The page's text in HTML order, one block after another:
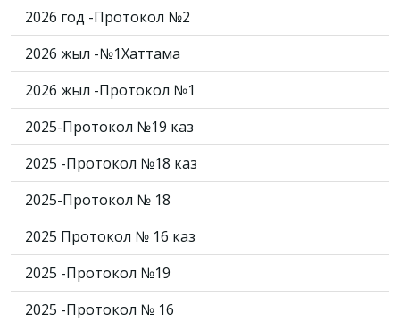
2026 год -Протокол №2
2026 жыл -№1Хаттама
2026 жыл -Протокол №1
2025-Протокол №19 каз
2025 -Протокол №18 каз
2025-Протокол № 18
2025 Протокол № 16 каз
2025 -Протокол №19
2025 -Протокол № 16